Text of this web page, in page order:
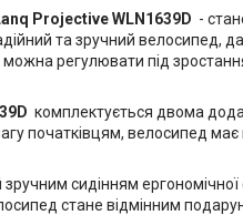
Projective WLN1639D -
та зручний велосипед,
регулювати під
комплектується двома
початківцям, велосипед має
сидінням
стане відмінним